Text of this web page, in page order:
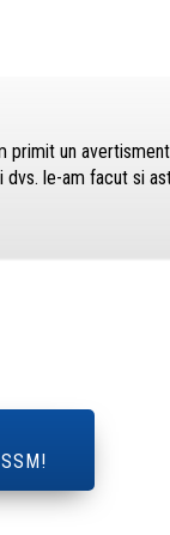
primit un
le-am facut si